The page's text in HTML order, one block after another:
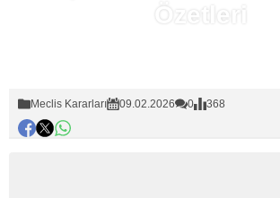
Özetleri
Meclis Kararları 09.02.2026 0 368